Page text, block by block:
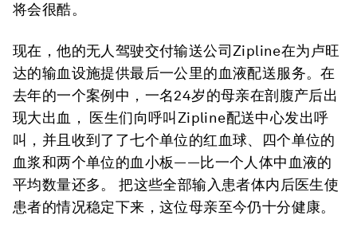
将会很酷。
现在，他的无人驾驶交付输送公司Zipline在为卢旺
达的输血设施提供最后一公里的血液配送服务。在
去年的一个案例中，一名24岁的母亲在剖腹产后出
现大出血， 医生们向呼叫Zipline配送中心发出呼
叫，并且收到了了七个单位的红血球、四个单位的
血浆和两个单位的血小板——比一个人体中血液的
平均数量还多。 把这些全部输入患者体内后医生使
患者的情况稳定下来，这位母亲至今仍十分健康。